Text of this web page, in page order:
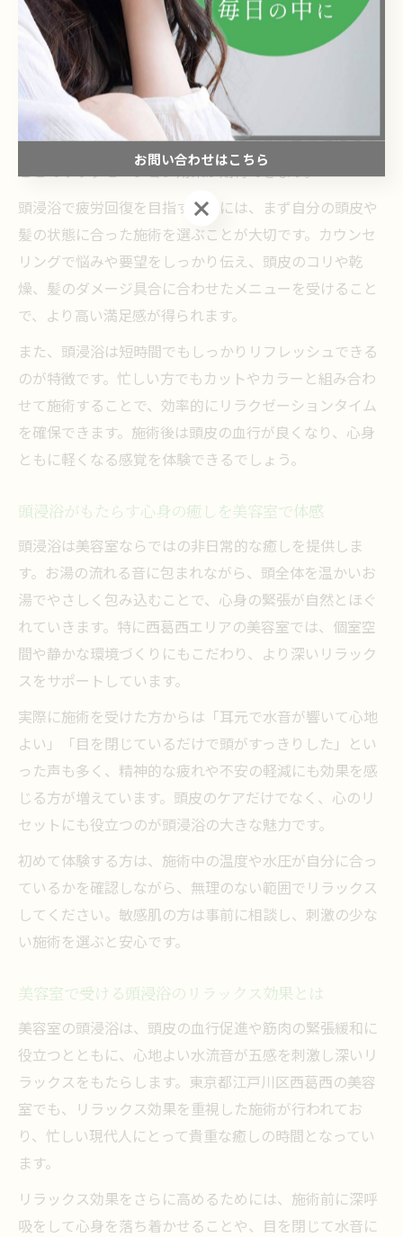
美容室の頭浸浴で日々の疲労回復を目指すコツ
美容室で提供される頭浸浴は、日々の疲労やストレスを
効率的にリセットしたい方にぴったりのメニューです。
東京都江戸川区西葛西エリアでも、頭皮や髪のケアを重
視した施術が注目されており、特に頭全体をお湯に浸す
ことでリラクゼーション効果が期待できます。
頭浸浴で疲労回復を目指すためには、まず自分の頭皮や
髪の状態に合った施術を選ぶことが大切です。カウンセ
リングで悩みや要望をしっかり伝え、頭皮のコリや乾
燥、髪のダメージ具合に合わせたメニューを受けること
で、より高い満足感が得られます。
また、頭浸浴は短時間でもしっかりリフレッシュできる
のが特徴です。忙しい方でもカットやカラーと組み合わ
せて施術することで、効率的にリラクゼーションタイム
を確保できます。施術後は頭皮の血行が良くなり、心身
ともに軽くなる感覚を体験できるでしょう。
頭浸浴がもたらす心身の癒しを美容室で体感
頭浸浴は美容室ならではの非日常的な癒しを提供しま
す。お湯の流れる音に包まれながら、頭全体を温かいお
湯でやさしく包み込むことで、心身の緊張が自然とほぐ
れていきます。特に西葛西エリアの美容室では、個室空
間や静かな環境づくりにもこだわり、より深いリラック
スをサポートしています。
実際に施術を受けた方からは「耳元で水音が響いて心地
よい」「目を閉じているだけで頭がすっきりした」とい
った声も多く、精神的な疲れや不安の軽減にも効果を感
じる方が増えています。頭皮のケアだけでなく、心のリ
セットにも役立つのが頭浸浴の大きな魅力です。
初めて体験する方は、施術中の温度や水圧が自分に合っ
ているかを確認しながら、無理のない範囲でリラックス
してください。敏感肌の方は事前に相談し、刺激の少な
い施術を選ぶと安心です。
美容室で受ける頭浸浴のリラックス効果とは
美容室の頭浸浴は、頭皮の血行促進や筋肉の緊張緩和に
役立つとともに、心地よい水流音が五感を刺激し深いリ
ラックスをもたらします。東京都江戸川区西葛西の美容
室でも、リラックス効果を重視した施術が行われてお
り、忙しい現代人にとって貴重な癒しの時間となってい
ます。
リラックス効果をさらに高めるためには、施術前に深呼
吸をして心身を落ち着かせることや、目を閉じて水音に
お問い合わせはこちら
お問い合わせはこちら